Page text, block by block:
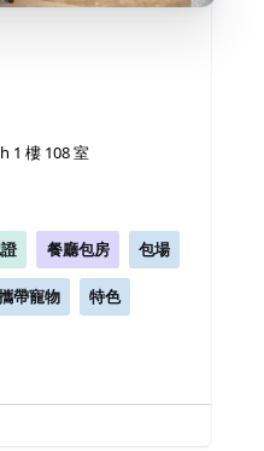
1 樓 108 室
餐廳包房 包場
帶寵物 特色